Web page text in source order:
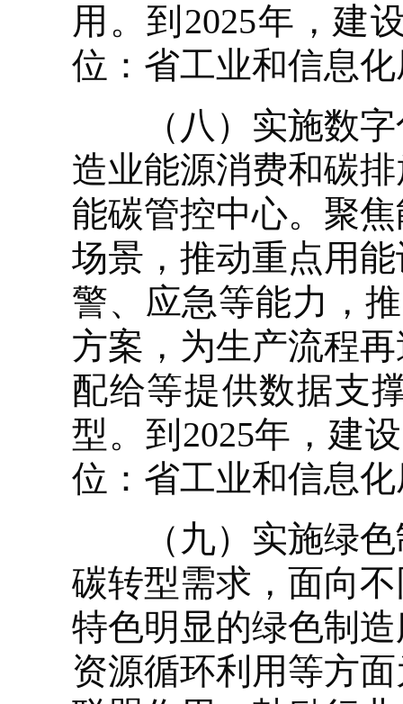
用。到2025年，建
位：省工业和信息
（八）实施数字
造业能源消费和碳
能碳管控中心。聚
场景，推动重点用
警、应急等能力，
方案，为生产流程
配给等提供数据支
型。到2025年，建
位：省工业和信息
（九）实施绿色
碳转型需求，面向
特色明显的绿色制
资源循环利用等方